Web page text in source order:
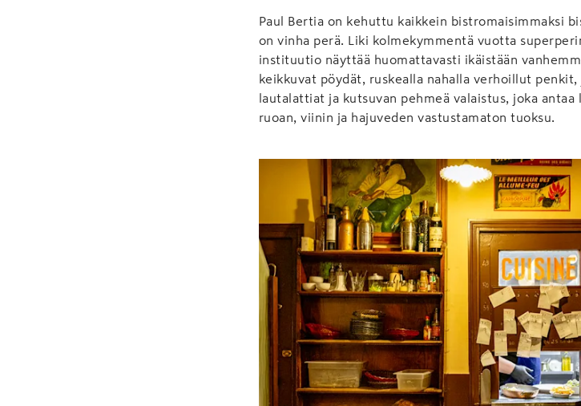
Paul Bertia on kehuttu kaikkein bistromaisimmaksi
on vinha perä. Liki kolmekymmentä vuotta
instituutio näyttää huomattavasti ikäistään
keikkuvat pöydät, ruskealla nahalla verhoillut
lautalattiat ja kutsuvan pehmeä valaistus, joka
ruoan, viinin ja hajuveden vastustamaton tuoksu.